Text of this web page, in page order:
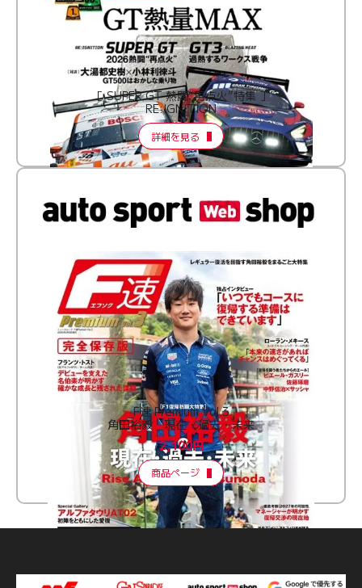
［ SUPER GT 熱闘“再点火”特集 ］
RE:IGNITION
詳細を見る
F速 Premium Vol.3
角田裕毅 現在・過去・未来
2,100円
商品ページ